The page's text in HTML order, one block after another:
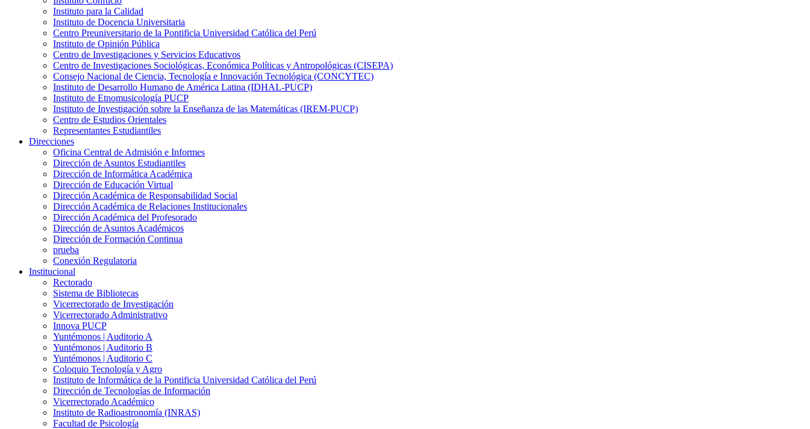
Instituto para la Calidad
Instituto de Docencia Universitaria
Centro Preuniversitario de la Pontificia Universidad Católica del Perú
Instituto de Opinión Pública
Centro de Investigaciones y Servicios Educativos
Centro de Investigaciones Sociológicas, Económica Políticas y Antropológicas (CISEPA)
Consejo Nacional de Ciencia, Tecnología e Innovación Tecnológica (CONCYTEC)
Instituto de Desarrollo Humano de América Latina (IDHAL-PUCP)
Instituto de Etnomusicología PUCP
Instituto de Investigación sobre la Enseñanza de las Matemáticas (IREM-PUCP)
Centro de Estudios Orientales
Representantes Estudiantiles
Direcciones
Oficina Central de Admisión e Informes
Dirección de Asuntos Estudiantiles
Dirección de Informática Académica
Dirección de Educación Virtual
Dirección Académica de Responsabilidad Social
Dirección Académica de Relaciones Institucionales
Dirección Académica del Profesorado
Dirección de Asuntos Académicos
Dirección de Formación Continua
prueba
Conexión Regulatoria
Institucional
Rectorado
Sistema de Bibliotecas
Vicerrectorado de Investigación
Vicerrectorado Administrativo
Innova PUCP
Yuntémonos | Auditorio A
Yuntémonos | Auditorio B
Yuntémonos | Auditorio C
Coloquio Tecnología y Agro
Instituto de Informática de la Pontificia Universidad Católica del Perú
Dirección de Tecnologías de Información
Vicerrectorado Académico
Instituto de Radioastronomía (INRAS)
Facultad de Psicología